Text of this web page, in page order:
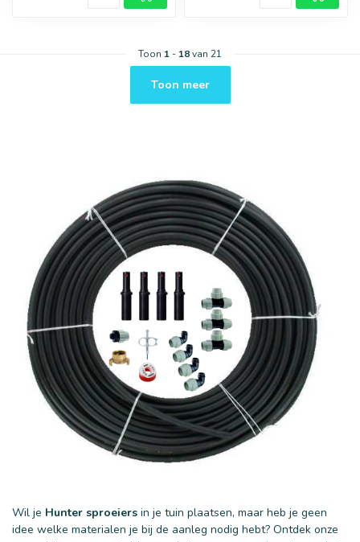
Toon 1 - 18van 21
Toon meer
Wil je Hunter sproeiers in je tuin plaatsen, maar heb je geen
idee welke materialen je bij de aanleg nodig hebt? Ontdek onze
40 mm 50 mm